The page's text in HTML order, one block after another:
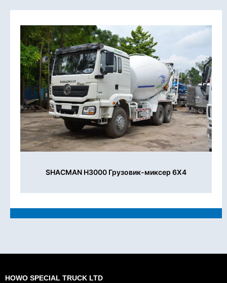
SHACMAN H3000 Грузовик-миксер 6X4
HOWO SPECIAL TRUCK LTD